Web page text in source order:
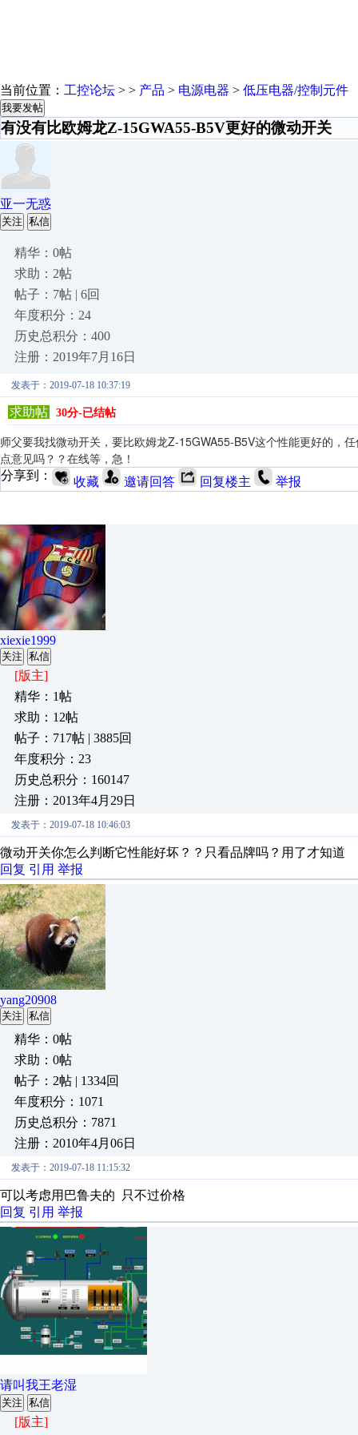
当前位置： 工控论坛 > > 产品 > 电源电器 > 低压电器/控制元件
我要发帖
有没有比欧姆龙Z-15GWA55-B5V更好的微动开关
亚一无惑
关注 私信
精华：0帖
求助：2帖
帖子：7帖 | 6回
年度积分：24
历史总积分：400
注册：2019年7月16日
发表于：2019-07-18 10:37:19
求助帖 30分-已结帖
师父要我找微动开关，要比欧姆龙Z-15GWA55-B5V这个性能更好的，
点意见吗？？在线等，急！
分享到： 收藏 邀请回答 回复楼主 举报
xiexie1999
关注 私信
[版主]
精华：1帖
求助：12帖
帖子：717帖 | 3885回
年度积分：23
历史总积分：160147
注册：2013年4月29日
发表于：2019-07-18 10:46:03
微动开关你怎么判断它性能好坏？？只看品牌吗？用了才知道
回复 引用 举报
yang20908
关注 私信
精华：0帖
求助：0帖
帖子：2帖 | 1334回
年度积分：1071
历史总积分：7871
注册：2010年4月06日
发表于：2019-07-18 11:15:32
可以考虑用巴鲁夫的 只不过价格
回复 引用 举报
请叫我王老湿
关注 私信
[版主]